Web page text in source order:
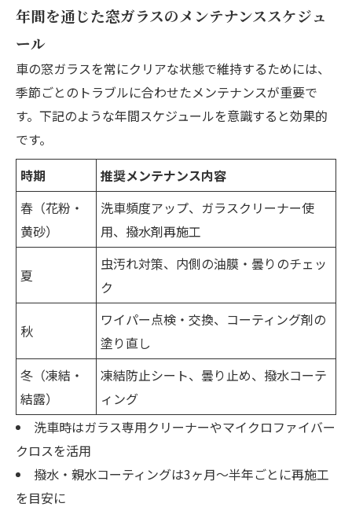
年間を通じた窓ガラスのメンテナンススケジュ
ール
車の窓ガラスを常にクリアな状態で維持するためには、
季節ごとのトラブルに合わせたメンテナンスが重要で
す。下記のような年間スケジュールを意識すると効果的
です。
時期
推奨メンテナンス内容
春（花粉・
黄砂）
洗車頻度アップ、ガラスクリーナー使
用、撥水剤再施工
夏
虫汚れ対策、内側の油膜・曇りのチェッ
ク
秋
ワイパー点検・交換、コーティング剤の
塗り直し
冬（凍結・
結露）
凍結防止シート、曇り止め、撥水コーテ
ィング
洗車時はガラス専用クリーナーやマイクロファイバー
クロスを活用
撥水・親水コーティングは3ヶ月〜半年ごとに再施工
を目安に